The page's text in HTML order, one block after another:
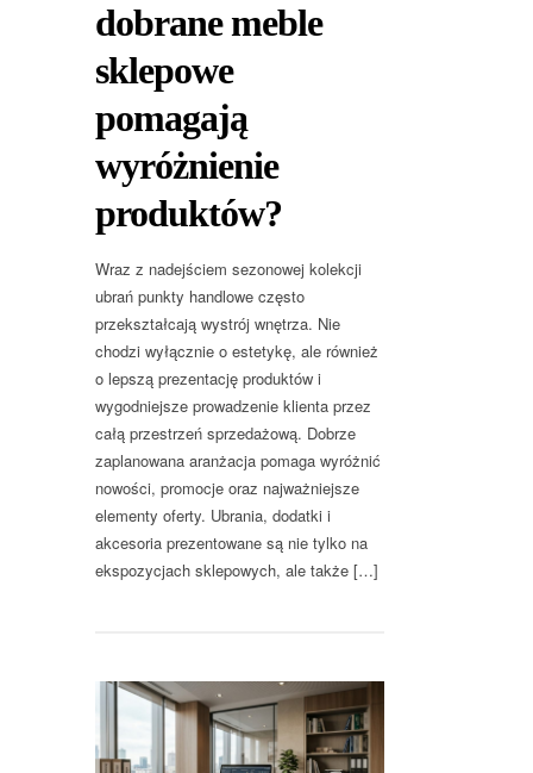
dobrane meble
sklepowe
pomagają
wyróżnienie
produktów?
Wraz z nadejściem sezonowej kolekcji
ubrań punkty handlowe często
przekształcają wystrój wnętrza. Nie
chodzi wyłącznie o estetykę, ale również
o lepszą prezentację produktów i
wygodniejsze prowadzenie klienta przez
całą przestrzeń sprzedażową. Dobrze
zaplanowana aranżacja pomaga wyróżnić
nowości, promocje oraz najważniejsze
elementy oferty. Ubrania, dodatki i
akcesoria prezentowane są nie tylko na
ekspozycjach sklepowych, ale także […]